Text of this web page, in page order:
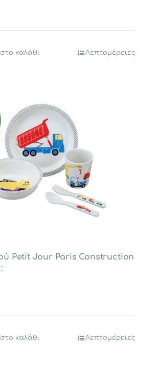
καλάθι Λεπτομέρειες
Petit Jour Paris Construction
καλάθι Λεπτομέρειες